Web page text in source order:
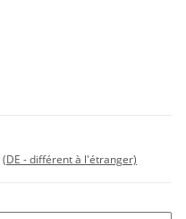
(DE - différent à l'étranger)